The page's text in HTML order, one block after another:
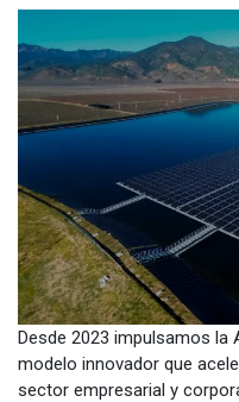
Desde 2023 impulsamos la
modelo innovador que
sector empresarial y